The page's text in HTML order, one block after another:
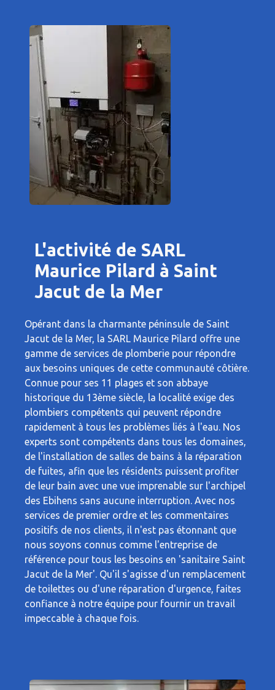
L'activité de SARL
Maurice Pilard à Saint
Jacut de la Mer
Opérant dans la charmante péninsule de Saint
Jacut de la Mer, la SARL Maurice Pilard offre une
gamme de services de plomberie pour répondre
aux besoins uniques de cette communauté côtière.
Connue pour ses 11 plages et son abbaye
historique du 13ème siècle, la localité exige des
plombiers compétents qui peuvent répondre
rapidement à tous les problèmes liés à l'eau. Nos
experts sont compétents dans tous les domaines,
de l'installation de salles de bains à la réparation
de fuites, afin que les résidents puissent profiter
de leur bain avec une vue imprenable sur l'archipel
des Ebihens sans aucune interruption. Avec nos
services de premier ordre et les commentaires
positifs de nos clients, il n'est pas étonnant que
nous soyons connus comme l'entreprise de
référence pour tous les besoins en 'sanitaire Saint
Jacut de la Mer'. Qu'il s'agisse d'un remplacement
de toilettes ou d'une réparation d'urgence, faites
confiance à notre équipe pour fournir un travail
impeccable à chaque fois.